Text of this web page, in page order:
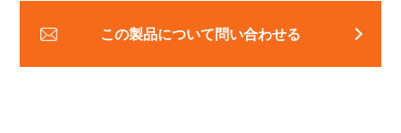
この製品について問い合わせる